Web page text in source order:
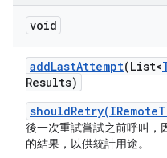
void
addLastAttempt(List<
Results)
後一次重試嘗試之前呼叫，
的結果，以供統計用途。